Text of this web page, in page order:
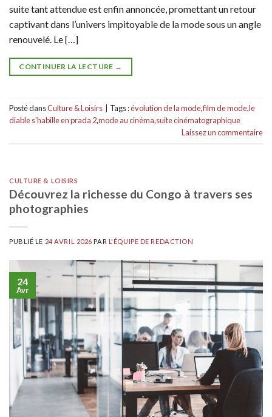
suite tant attendue est enfin annoncée, promettant un retour
captivant dans l’univers impitoyable de la mode sous un angle
renouvelé. Le […]
CONTINUER LA LECTURE →
Posté dansCulture & Loisirs Tags :évolution de la mode,film de mode,le
diable s’habille en prada 2,mode au cinéma,suite cinématographique
Laissez un commentaire
CULTURE & LOISIRS
Découvrez la richesse du Congo à travers ses
photographies
PUBLIÉ LE 24 AVRIL 2026 PAR L'ÉQUIPE DE REDACTION
24
Avr